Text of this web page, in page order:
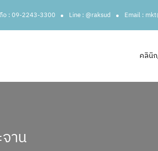
อ : 09-2243-3300 Line : @raksud Email :
คลินิ
าน